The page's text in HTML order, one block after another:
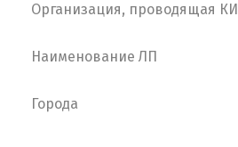
Организация, проводящая КИ
Наименование ЛП
Города